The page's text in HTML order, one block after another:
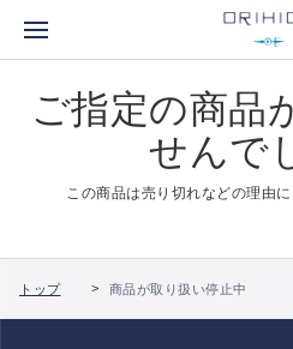
ご指定の商品
せんで
この商品は売り切れなどの理由
トップ 商品が取り扱い停止中